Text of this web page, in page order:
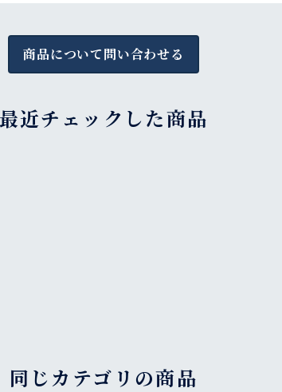
商品について問い合わせる
最近チェックした商品
同じカテゴリの商品